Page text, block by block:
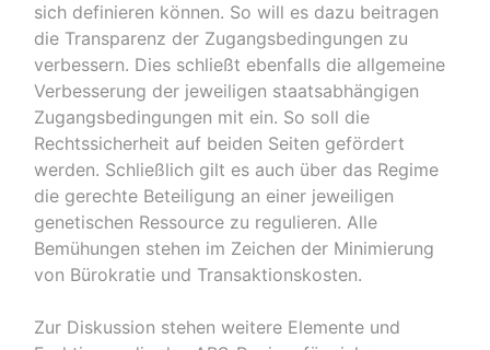
sich definieren können. So will es dazu beitragen
die Transparenz der Zugangsbedingungen zu
verbessern. Dies schließt ebenfalls die allgemeine
Verbesserung der jeweiligen staatsabhängigen
Zugangsbedingungen mit ein. So soll die
Rechtssicherheit auf beiden Seiten gefördert
werden. Schließlich gilt es auch über das Regime
die gerechte Beteiligung an einer jeweiligen
genetischen Ressource zu regulieren. Alle
Bemühungen stehen im Zeichen der Minimierung
von Bürokratie und Transaktionskosten.
Zur Diskussion stehen weitere Elemente und